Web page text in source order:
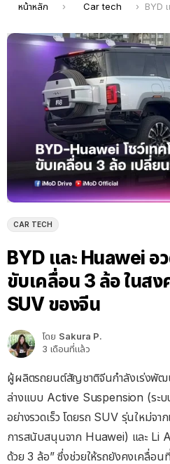
คุณอยู่ที่นี่:
หน้าหลัก Car tech BYD และ Huawei อวดเทคโน
CAR TECH
BYD และ Huawei อ
ขับเคลื่อน 3 ล้อ ในสง
SUV ของจีน
โดย Sakura P.
3 เดือนที่แล้ว
ผู้ผลิตรถยนต์สัญชาติจีนกำลังเร่งพัฒ
ล่างแบบ Active Suspension (ระบ
อย่างรวดเร็ว โดยรถ SUV รุ่นใหม่จ
การสนับสนุนจาก Huawei) และ Li
ด้วย 3 ล้อ” ซึ่งช่วยให้รถยังคงเคลื่อน